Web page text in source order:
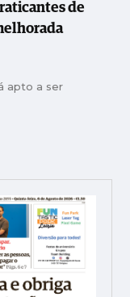
de
apto a ser